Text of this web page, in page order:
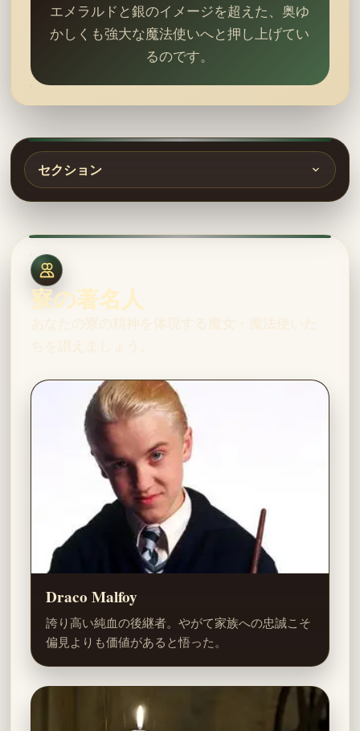
エメラルドと銀のイメージを超えた、奥ゆ
かしくも強大な魔法使いへと押し上げてい
るのです。
セクション
寮の著名人
あなたの寮の精神を体現する魔女・魔法使いた
ちを讃えましょう。
Draco Malfoy
誇り高い純血の後継者。やがて家族への忠誠こそ
偏見よりも価値があると悟った。